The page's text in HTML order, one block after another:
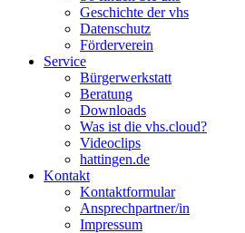
Geschichte der vhs
Datenschutz
Förderverein
Service
Bürgerwerkstatt
Beratung
Downloads
Was ist die vhs.cloud?
Videoclips
hattingen.de
Kontakt
Kontaktformular
Ansprechpartner/in
Impressum